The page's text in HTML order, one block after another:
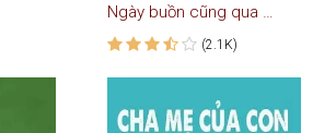
Ngày buồn cũng qua mau
(2.1K)